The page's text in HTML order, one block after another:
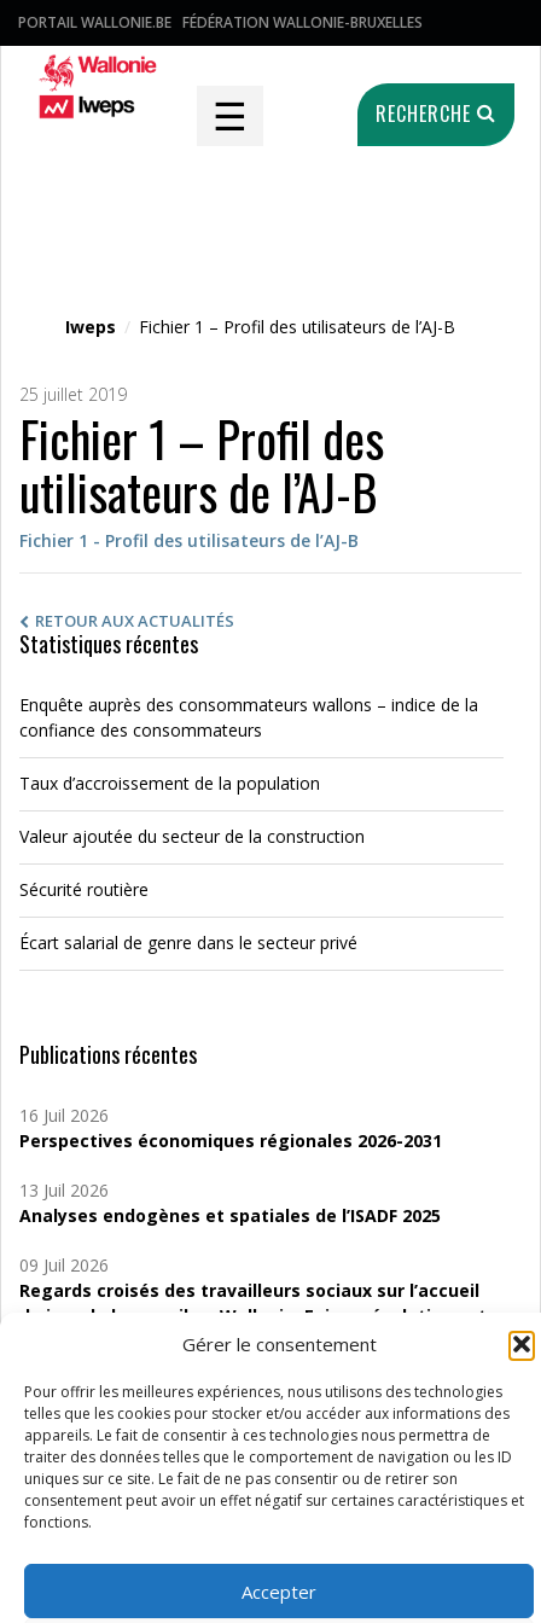
Gérer le consentement
Pour offrir les meilleures expériences, nous utilisons des technologies
telles que les cookies pour stocker et/ou accéder aux informations des
appareils. Le fait de consentir à ces technologies nous permettra de
traiter des données telles que le comportement de navigation ou les ID
uniques sur ce site. Le fait de ne pas consentir ou de retirer son
consentement peut avoir un effet négatif sur certaines caractéristiques et
fonctions.
Accepter
PORTAIL WALLONIE.BE FÉDÉRATION WALLONIE-BRUXELLES
☰ RECHERCHE
Iweps / Fichier 1 – Profil des utilisateurs de l’AJ-B
25 juillet 2019
Fichier 1 – Profil des
utilisateurs de l’AJ-B
Fichier 1 - Profil des utilisateurs de l’AJ-B
RETOUR AUX ACTUALITÉS
Statistiques récentes
Enquête auprès des consommateurs wallons – indice de la
confiance des consommateurs
Taux d’accroissement de la population
Valeur ajoutée du secteur de la construction
Sécurité routière
Écart salarial de genre dans le secteur privé
Publications récentes
16 Juil 2026
Perspectives économiques régionales 2026-2031
13 Juil 2026
Analyses endogènes et spatiales de l’ISADF 2025
09 Juil 2026
Regards croisés des travailleurs sociaux sur l’accueil
de jour de bas seuil en Wallonie. Enjeux, évolutions et
06 Juil 2026
Étude d’évaluabilité des Structures
d’accompagnement à l’autocréation d’emploi (SAACE)
01 Juil 2026
Pénurie du personnel infirmier :quels indicateurs
Wallonie ?